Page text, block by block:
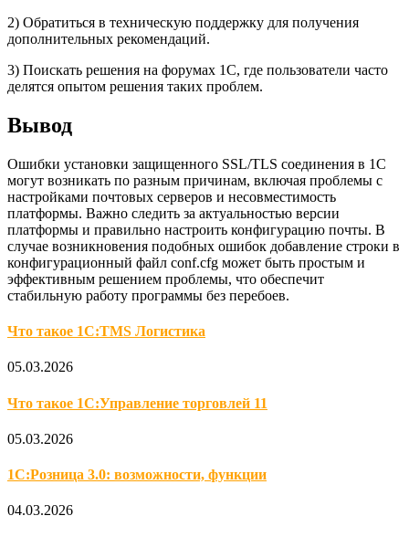
2) Обратиться в техническую поддержку для получения
дополнительных рекомендаций.
3) Поискать решения на форумах 1С, где пользователи часто
делятся опытом решения таких проблем.
Вывод
Ошибки установки защищенного SSL/TLS соединения в 1С
могут возникать по разным причинам, включая проблемы с
настройками почтовых серверов и несовместимость
платформы. Важно следить за актуальностью версии
платформы и правильно настроить конфигурацию почты. В
случае возникновения подобных ошибок добавление строки в
конфигурационный файл conf.cfg может быть простым и
эффективным решением проблемы, что обеспечит
стабильную работу программы без перебоев.
Что такое 1С:TMS Логистика
05.03.2026
Что такое 1С:Управление торговлей 11
05.03.2026
1С:Розница 3.0: возможности, функции
04.03.2026